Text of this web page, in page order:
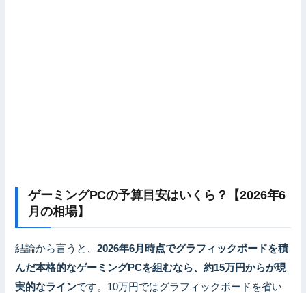
ゲーミングPCの予算目安はいくら？【2026年6
月の相場】
結論から言うと、2026年6月時点でグラフィックボードを積
んだ本格的なゲーミングPCを組むなら、約15万円からが現
実的なラインです。10万円ではグラフィックボードを省い